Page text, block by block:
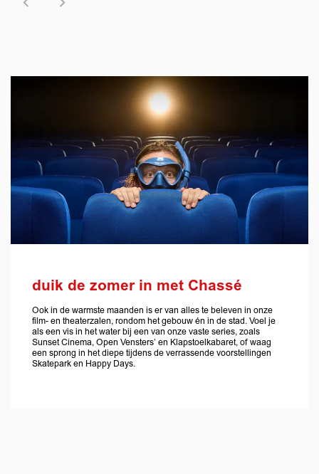
duik de zomer in met Chassé
Ook in de warmste maanden is er van alles te beleven in onze
film- en theaterzalen, rondom het gebouw én in de stad. Voel je
als een vis in het water bij een van onze vaste series, zoals
Sunset Cinema, Open Vensters’ en Klapstoelkabaret, of waag
een sprong in het diepe tijdens de verrassende voorstellingen
Skatepark en Happy Days.